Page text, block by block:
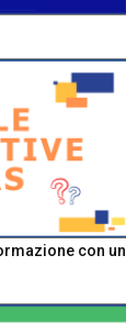
con un